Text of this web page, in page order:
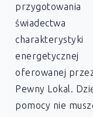
przygotowania
świadectwa
charakterystyki
energetycznej
oferowanej
Pewny Lokal.
pomocy nie